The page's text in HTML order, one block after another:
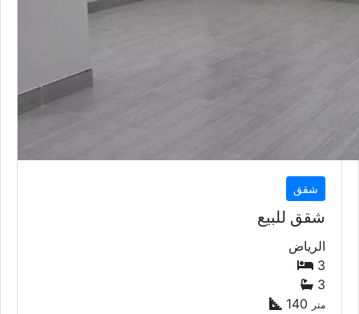
شقق
شقق للبيع
الرياض
3
3
140 متر